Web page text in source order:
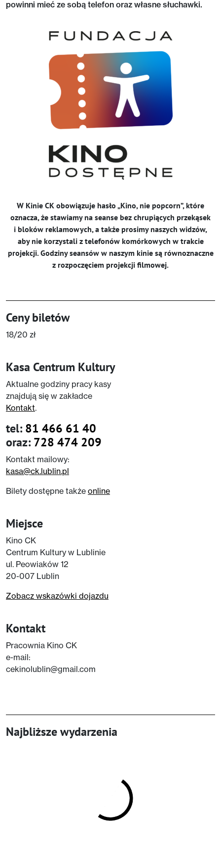
powinni mieć ze sobą telefon oraz własne słuchawki.
W Kinie CK obowiązuje hasło „Kino, nie popcorn”, które
oznacza, że stawiamy na seanse bez chrupiących przekąsek
i bloków reklamowych, a także prosimy naszych widzów,
aby nie korzystali z telefonów komórkowych w trakcie
projekcji. Godziny seansów w naszym kinie są równoznaczne
z rozpoczęciem projekcji filmowej.
Ceny biletów
18/20 zł
Kasa Centrum Kultury
Aktualne godziny pracy kasy
znajdują się w zakładce
Kontakt.
tel: 81 466 61 40
oraz: 728 474 209
Kontakt mailowy:
kasa@ck.lublin.pl
Bilety dostępne także online
Miejsce
Kino CK
Centrum Kultury w Lublinie
ul. Peowiaków 12
20-007 Lublin
Zobacz wskazówki dojazdu
Kontakt
Pracownia Kino CK
e-mail:
cekinolublin@gmail.com
Najbliższe wydarzenia